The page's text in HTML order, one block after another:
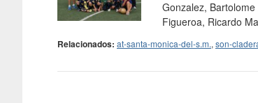
Gonzalez,
Figueroa, Ricardo
Relacionados: at-santa-monica-del-s.m., son-